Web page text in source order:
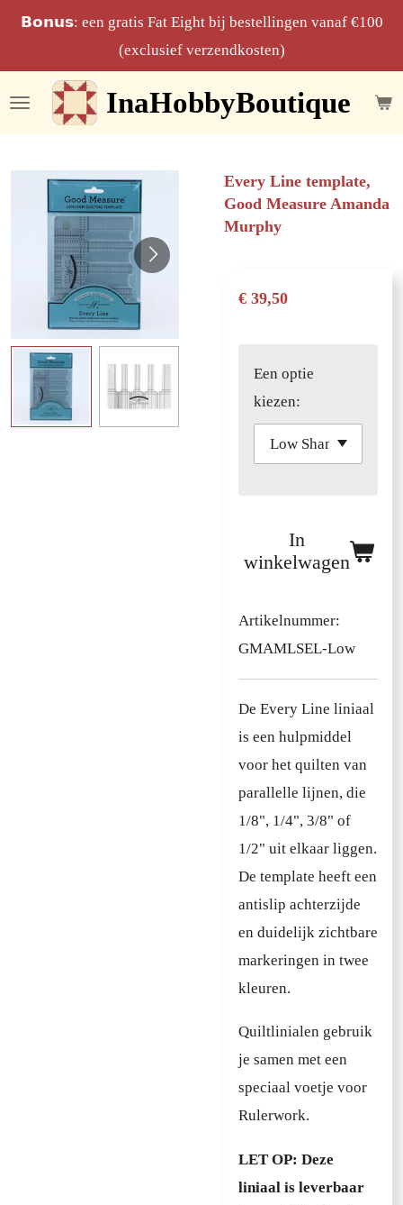
Ga
de
hoofdinhoud
InaHobbyBoutique
𝗕𝗼𝗻𝘂𝘀: een gratis Fat Eight bij bestellingen vanaf €100
(exclusief verzendkosten)
Every Line template,
Good Measure Amanda
Murphy
€ 39,50
Een optie
kiezen:
In
winkelwagen
Artikelnummer:
GMAMLSEL-Low
De Every Line liniaal
is een hulpmiddel
voor het quilten van
parallelle lijnen, die
1/8", 1/4", 3/8" of
1/2" uit elkaar liggen.
De template heeft een
antislip achterzijde
en duidelijk zichtbare
markeringen in twee
kleuren.
Quiltlinialen gebruik
je samen met een
speciaal voetje voor
Rulerwork.
LET OP: Deze
liniaal is leverbaar